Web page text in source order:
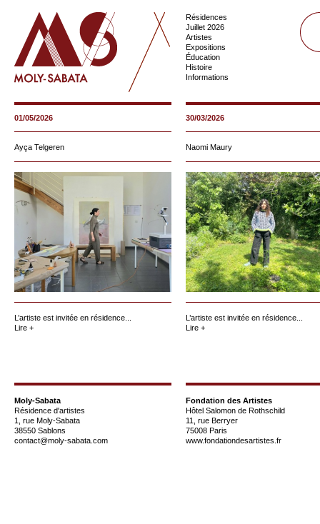
Résidences
Juillet 2026
Artistes
Expositions
Éducation
Histoire
Informations
01/05/2026
Ayça Telgeren
L’artiste est invitée en résidence...
Lire +
30/03/2026
Naomi Maury
L’artiste est invitée en résidence...
Lire +
Moly-Sabata
Résidence d'artistes
1, rue Moly-Sabata
38550 Sablons
contact@moly-sabata.com
Fondation des Artistes
Hôtel Salomon de Rothschild
11, rue Berryer
75008 Paris
www.fondationdesartistes.fr